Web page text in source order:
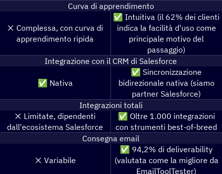
Curva di apprendimento
❌️ Complessa, con curva di
apprendimento ripida
✅ Intuitiva (il 62% dei clienti
indica la facilità d'uso come
principale motivo del
passaggio)
Integrazione con il CRM di Salesforce
✅ Nativa
✅ Sincronizzazione
bidirezionale nativa (siamo
partner Salesforce)
Integrazioni totali
❌️ Limitate, dipendenti
dall'ecosistema Salesforce
✅ Oltre 1.000 integrazioni
con strumenti best-of-breed
Consegna email
❌️ Variabile
✅ 94,2% di deliverability
(valutata come la migliore da
EmailToolTester)